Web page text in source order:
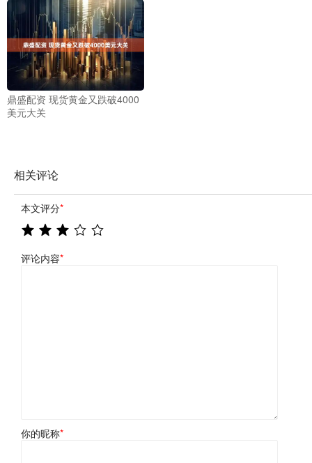
鼎盛配资 现货黄金又跌破4000
美元大关
相关评论
本文评分*
评论内容*
你的昵称*